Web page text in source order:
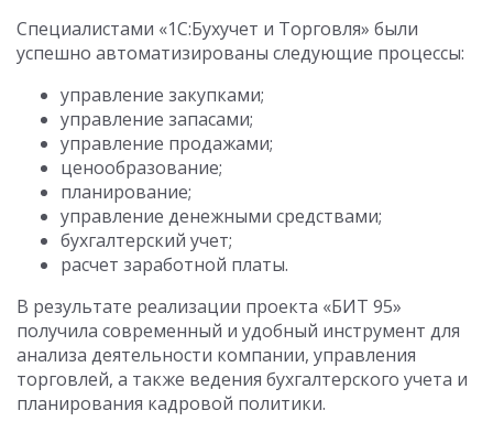
Специалистами «1С:Бухучет и Торговля» были
успешно автоматизированы следующие процессы:
управление закупками;
управление запасами;
управление продажами;
ценообразование;
планирование;
управление денежными средствами;
бухгалтерский учет;
расчет заработной платы.
В результате реализации проекта «БИТ 95»
получила современный и удобный инструмент для
анализа деятельности компании, управления
торговлей, а также ведения бухгалтерского учета и
планирования кадровой политики.